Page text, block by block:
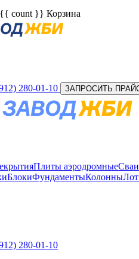
{{ count }} Корзина
280-01-10 ЗАПРОСИТЬ
Плиты аэродромные
БлокиФундаментыКолонны
280-01-10